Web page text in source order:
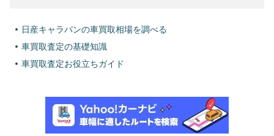
日産キャラバンの車買取相場を調べる
車買取査定の基礎知識
車買取査定お役立ちガイド